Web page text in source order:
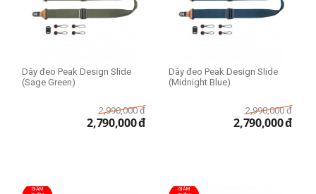
Dây đeo Peak Design Slide
(Sage Green)
2,990,000 đ
2,790,000đ
Dây đeo Peak Design Slide
(Midnight Blue)
2,990,000 đ
2,790,000đ
GIẢM
GIẢM